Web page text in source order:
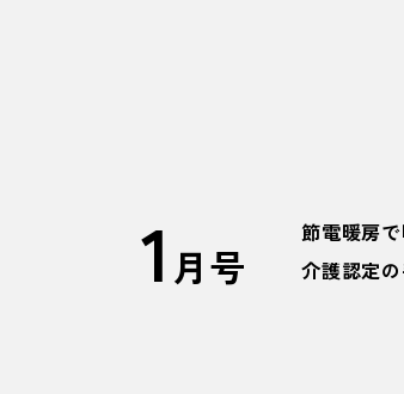
1 月号
節電暖房
介護認定